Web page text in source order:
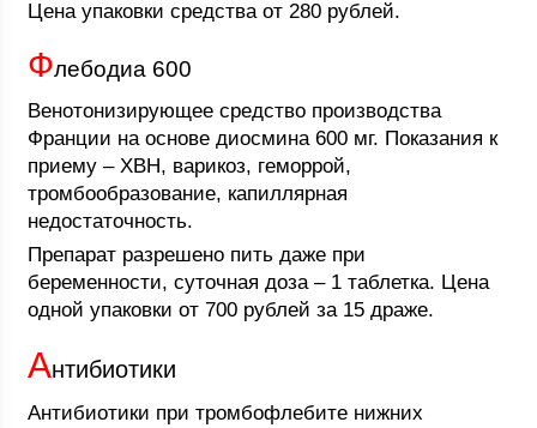
Цена упаковки средства от 280 рублей.
Флебодиа 600
Венотонизирующее средство производства
Франции на основе диосмина 600 мг. Показания к
приему – ХВН, варикоз, геморрой,
тромбообразование, капиллярная
недостаточность.
Препарат разрешено пить даже при
беременности, суточная доза – 1 таблетка. Цена
одной упаковки от 700 рублей за 15 драже.
Антибиотики
Антибиотики при тромбофлебите нижних